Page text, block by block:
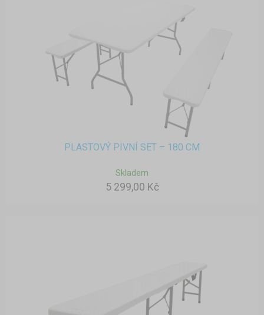
PLASTOVÝ PIVNÍ SET – 180 CM
Skladem
5 299,00 Kč